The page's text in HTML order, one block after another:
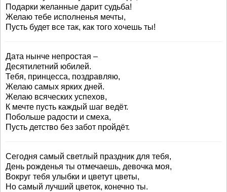
Подарки желанные дарит судьба!
Желаю тебе исполненья мечты,
Пусть будет все так, как того хочешь ты!
Дата нынче непростая –
Десятилетний юбилей.
Тебя, принцесса, поздравляю,
Желаю самых ярких дней.
Желаю всяческих успехов,
К мечте пусть каждый шаг ведёт.
Побольше радости и смеха,
Пусть детство без забот пройдёт.
Сегодня самый светлый праздник для тебя,
День рожденья ты отмечаешь, девочка моя,
Вокруг тебя улыбки и цветут цветы,
Но самый лучший цветок, конечно ты.